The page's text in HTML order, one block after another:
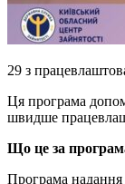
29 з
Ця програма
швидше
Що це за
Програма надання